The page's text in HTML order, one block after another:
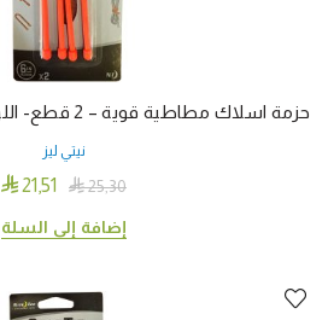
حزمة اسلاك مطاطية قوية – 2 قطع- اللون برتقالي – GEAR TIE
نيتي ليز

25٫30  21٫51
إضافة إلى السلة